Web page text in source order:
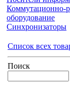
Коммутационно-
оборудование
Синхронизаторы
Список всех
Поиск